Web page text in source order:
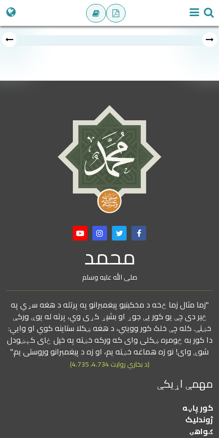
محمد
صلی الله علیه وسلم
"زما مثال زما څخه د مخکینیو پیغمبرانو په پرتله د هغه سړي په
څیر دی چې یو کور یې جوړ او بشپړ کړی وي، پرته له یوې ورکې
خښتې. کله چې خلک کور وویني، د هغه ښکلا ستاینه کوي او وايي:
دا کور به څومره ښکلی وای که ورکه خښته په خپل ځای کېښودل
شوې وای! نو زه هماغه خښته یم، او زه د پیغمبرانو وروستی یم."
(د بخاري روایت 4.734، 4.735)
مهمې اړیکې
کور پاڼه
ژوندلیک
ګواهۍ